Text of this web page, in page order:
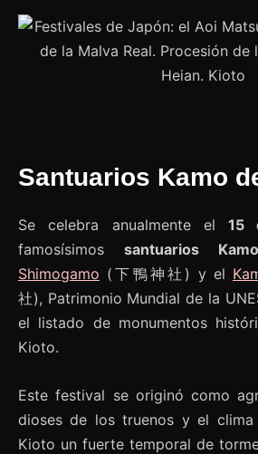
Santuarios Kamo
Se celebra anualmente el 15
famosísimos santuarios
Shimogamo (下鴨神社) y el
社), Patrimonio Mundial de la
el listado de monumentos
Kioto.
Este festival se originó como
dioses de los truenos y el
Kioto un fuerte temporal de